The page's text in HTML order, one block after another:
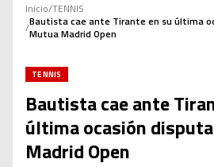
Inicio/TENNIS
/Bautista cae ante Tirante en su última
Mutua Madrid Open
TENNIS
Bautista cae ante
última ocasión
Madrid Open